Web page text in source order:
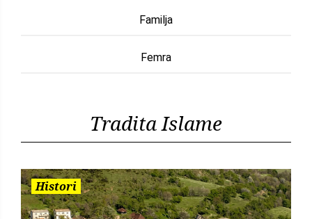
Familja
Femra
Tradita Islame
Histori